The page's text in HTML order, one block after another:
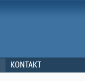
KONTAKT